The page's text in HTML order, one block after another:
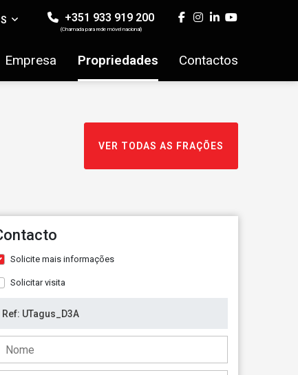
+351 933 919 200
(Chamada para rede móvel nacional)
Empresa Propriedades Contactos
VER TODAS AS FRAÇÕES
Solicite mais informações
Solicitar visita